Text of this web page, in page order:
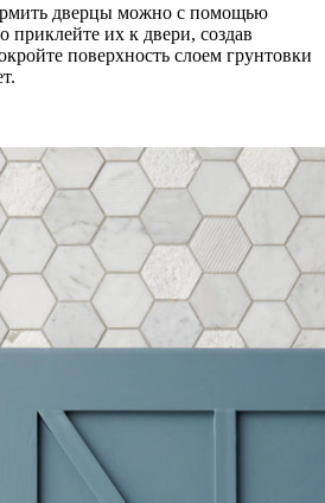
дверцы можно с помощью
приклейте их к двери, создав
поверхность слоем грунтовки